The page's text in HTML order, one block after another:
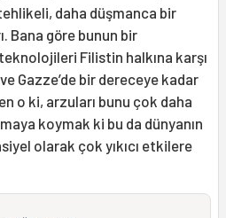
daha düşmanca bir
Bana göre bunun bir
Filistin halkına karşı
Gazze’de bir dereceye kadar
o ki, arzuları bunu çok daha
koymak ki bu da dünyanın
olarak çok yıkıcı etkilere